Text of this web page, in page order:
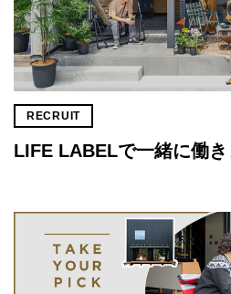
RECRUIT
LIFE LABELで一緒に働き